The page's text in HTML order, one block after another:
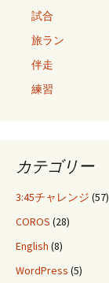
試合
旅ラン
伴走
練習
カテゴリー
3:45チャレンジ (57)
COROS (28)
English (8)
WordPress (5)